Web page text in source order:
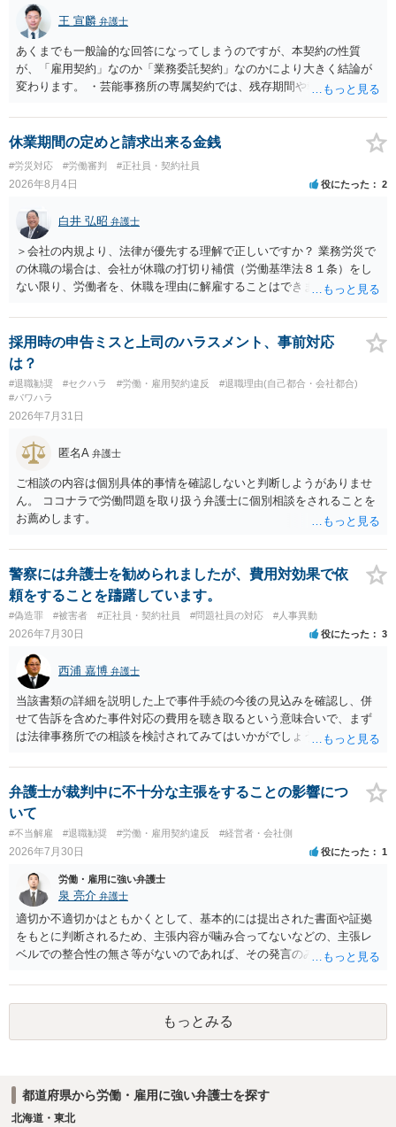
王 宣麟 弁護士
あくまでも一般論的な回答になってしまうのですが、本契約の性質
が、「雇用契約」なのか「業務委託契約」なのかにより大きく結論が
変わります。 ・芸能事務所の専属契約では、残存期間や報酬額、投下
務上よくあるからといって当然に適法という意味ではなく、実際の損
害との対応関係や合理性が重要です。 ・違約金に上限がなくても、常
に有効になるわけではありません。契約が労働契約に近い実態なら労
基法16条で無効となる余地があり、そうでなくても、金額が事務所の
損害と比べて過大なら無効や減額が争点になります。 ・契約前の修正
交渉は一般的です。 交渉の方向としては、上限額を設ける、実損害ベ
ースにする、算定根拠を明確化する、違約金ではなく「合理的な実
費・未回収費用のみ」に限定する、などが典型です。 ・弁護士に契約
前に契約書の内容をレビューしてもらう価値は十分にあると思われま
す。 争点は、契約類型が雇用か業務委託か、実態として労働者性があ
るか、解除事由が双方にどう定められているか、違約金の算定根拠が
合理的か、という複数論点に分かれます。契約前なら、交渉のパワー
バランスの問題もありますが、修正余地があるうえ、後から争うより
コストを抑えやすいので、資料等を持参の上弁護士に確認されること
をお勧めします。 ・事務所側の解除でも、解除理由によってはタレン
ト側に損害賠償が発生する建付けになっていることはあります。ただ
し、事務所側が一方的に解除したのにタレントへ違約金を課す設計
は、合理性や対価性を欠くとして争いやすいです。逆に、タレント側
の重大な契約違反がある場合は、実損害の範囲で請求される可能性は
あります。
休業期間の定めと請求出来る金銭
#労災対応 #労働審判 #正社員・契約社員
2026年8月4日 役にたった 2
白井 弘昭 弁護士
＞会社の内規より、法律が優先する理解で正しいですか？ 業務労災で
の休職の場合は、会社が休職の打切り補償（労働基準法８１条）をし
ない限り、労働者を、休職を理由に解雇することはできません（労働
期間満了による退職は、業務労災への適用はありませんので、ご安心
ください。 仮に会社が打切り補償をせずに解雇した場合は、不当解雇
に当たります。 ＞労災の休業補償と、所得補償保険の保険金とは別
に、受け取れる金銭はありますでしょうか？ 業務労災の場合は、会社
の安全配慮義務違反が認められると解されますので、会社の損害賠償
責任（治療費、通院慰謝料、入院費、入院慰謝料、後遺障害慰謝料、
災での第三者行為傷害（同僚の不注意等による事故）の場合は、当該
第三者の賠償責任も考えられます。 労災で支払われた分は、損害額か
ら控除（損益相殺）されますが、それを超えた部分は、会社もしく
は、第三者から支払ってもらうことになります。 会社等との交渉が必
要になると思います（良い会社でしたら、自ら話してくると思います
の弁護士にご相談ください。 以上、ご参考まで。
採用時の申告ミスと上司のハラスメント、事前対応
は？
#退職勧奨 #セクハラ #労働・雇用契約違反
#退職理由(自己都合・会社都合)
#パワハラ
2026年7月31日
匿名A 弁護士
ご相談の内容は個別具体的事情を確認しないと判断しようがありませ
ん。 ココナラで労働問題を取り扱う弁護士に個別相談をされることを
お薦めします。
警察には弁護士を勧められましたが、費用対効果で依
頼をすることを躊躇しています。
#偽造罪 #被害者 #正社員・契約社員 #問題社員の対応 #人事異動
2026年7月30日 役にたった 3
西浦 嘉博 弁護士
当該書類の詳細を説明した上で事件手続の今後の見込みを確認し、併
せて告訴を含めた事件対応の費用を聴き取るという意味合いで、まず
は法律事務所での相談を検討されてみてはいかがでしょうか。 上記、
弁護士が裁判中に不十分な主張をすることの影響につ
いて
#不当解雇 #退職勧奨 #労働・雇用契約違反 #経営者・会社側
2026年7月30日 役にたった 1
労働・雇用に強い弁護士
泉 亮介 弁護士
適切か不適切かはともかくとして、基本的には提出された書面や証拠
をもとに判断されるため、主張内容が噛み合ってないなどの、主張レ
ベルでの整合性の無さ等がないのであれば、その発言のみで大きく不
もっとみる
都道府県から労働・雇用に強い弁護士を探す
北海道・東北